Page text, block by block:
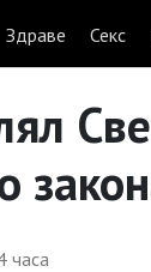
Здраве Секс
часа